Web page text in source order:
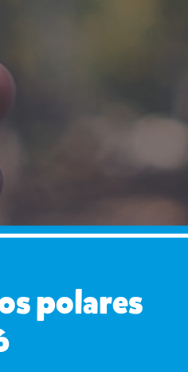
polares